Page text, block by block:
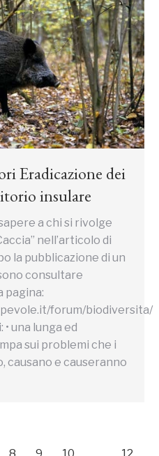
Eradicazione dei
insulare
a chi si rivolge
nell’articolo di
la pubblicazione di un
consultare
pagina:
forum/biodiversita/
una lunga ed
sui problemi che i
causano e causeranno